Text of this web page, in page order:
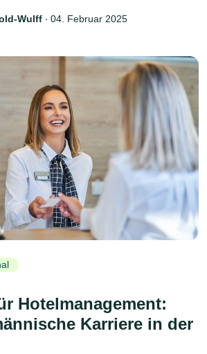
Wulff ‧ 04. Februar 2025
Hotelmanagement:
Karriere in der